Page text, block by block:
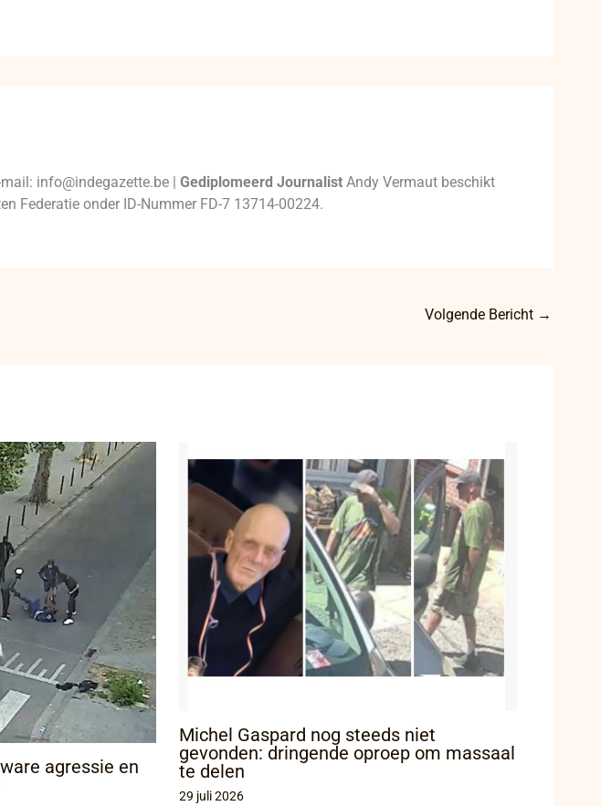
info@indegazette.be |Gediplomeerd Journalist Andy Vermaut beschikt
Federatie onder ID-Nummer FD-7 13714-00224.
Volgende Bericht →
agressie en
Michel Gaspard nog steeds niet
gevonden: dringende oproep om massaal
te delen
29 juli 2026